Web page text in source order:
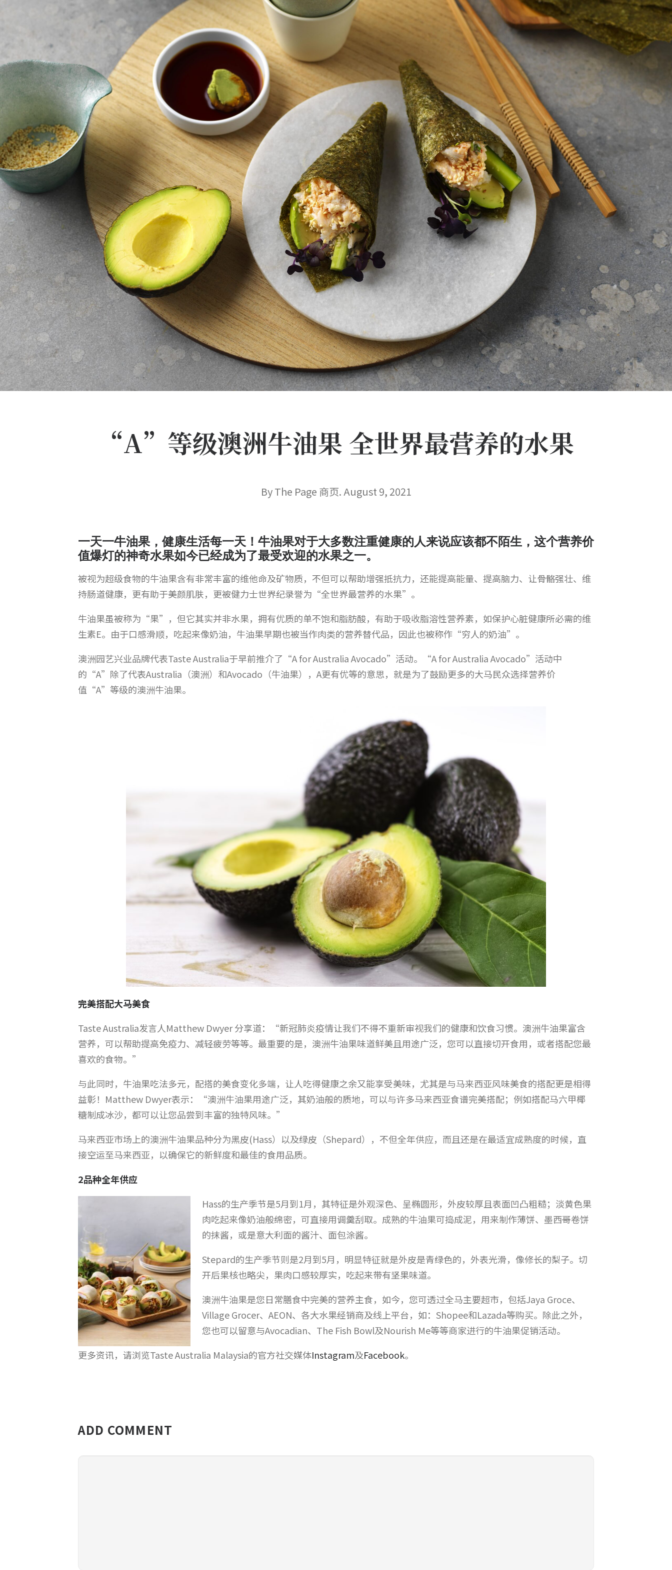
“A”等级澳洲牛油果 全世界最营养的水果
By The Page 商页. August 9, 2021
一天一牛油果，健康生活每一天！牛油果对于大多数注重健康的人来说应该都不陌生，这个营养价
值爆灯的神奇水果如今已经成为了最受欢迎的水果之一。
被视为超级食物的牛油果含有非常丰富的维他命及矿物质，不但可以帮助增强抵抗力，还能提高能量、提高脑力、让骨骼强壮、维
持肠道健康，更有助于美颜肌肤，更被健力士世界纪录誉为“全世界最营养的水果”。
牛油果虽被称为“果”，但它其实并非水果，拥有优质的单不饱和脂肪酸，有助于吸收脂溶性营养素，如保护心脏健康所必需的维
生素E。由于口感滑顺，吃起来像奶油，牛油果早期也被当作肉类的营养替代品，因此也被称作“穷人的奶油”。
澳洲园艺兴业品牌代表Taste Australia于早前推介了“A for Australia Avocado”活动。“A for Australia Avocado”活动中
的“A”除了代表Australia（澳洲）和Avocado（牛油果），A更有优等的意思，就是为了鼓励更多的大马民众选择营养价
值“A”等级的澳洲牛油果。
完美搭配大马美食
Taste Australia发言人Matthew Dwyer 分享道：“新冠肺炎疫情让我们不得不重新审视我们的健康和饮食习惯。澳洲牛油果富含
营养，可以帮助提高免疫力、减轻疲劳等等。最重要的是，澳洲牛油果味道鲜美且用途广泛，您可以直接切开食用，或者搭配您最
喜欢的食物。”
与此同时，牛油果吃法多元，配搭的美食变化多端，让人吃得健康之余又能享受美味，尤其是与马来西亚风味美食的搭配更是相得
益彰！Matthew Dwyer表示：“澳洲牛油果用途广泛，其奶油般的质地，可以与许多马来西亚食谱完美搭配；例如搭配马六甲椰
糖制成冰沙，都可以让您品尝到丰富的独特风味。”
马来西亚市场上的澳洲牛油果品种分为黑皮(Hass）以及绿皮（Shepard），不但全年供应，而且还是在最适宜成熟度的时候，直
接空运至马来西亚，以确保它的新鲜度和最佳的食用品质。
2品种全年供应
Hass的生产季节是5月到1月，其特征是外观深色、呈椭圆形，外皮较厚且表面凹凸粗糙；淡黄色果
肉吃起来像奶油般绵密，可直接用调羹刮取。成熟的牛油果可捣成泥，用来制作薄饼、墨西哥卷饼
的抹酱，或是意大利面的酱汁、面包涂酱。
Stepard的生产季节则是2月到5月，明显特征就是外皮是青绿色的，外表光滑，像修长的梨子。切
开后果核也略尖，果肉口感较厚实，吃起来带有坚果味道。
澳洲牛油果是您日常膳食中完美的营养主食，如今，您可透过全马主要超市，包括Jaya Groce、
Village Grocer、AEON、各大水果经销商及线上平台，如：Shopee和Lazada等购买。除此之外，
您也可以留意与Avocadian、The Fish Bowl及Nourish Me等等商家进行的牛油果促销活动。
更多资讯，请浏览Taste Australia Malaysia的官方社交媒体Instagram及Facebook。
ADD COMMENT